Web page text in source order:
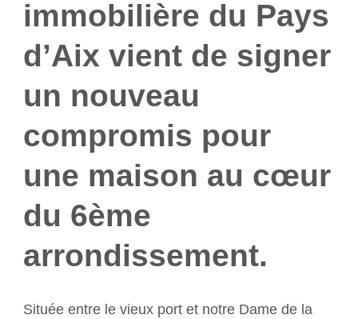
immobilière du Pays
d’Aix vient de signer
un nouveau
compromis pour
une maison au cœur
du 6ème
arrondissement.
Située entre le vieux port et notre Dame de la